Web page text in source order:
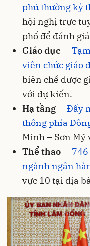
phủ thường kỳ
hội nghị trực
phố để đánh
Giáo dục —
viên chức giáo
biên chế được
với dự kiến.
Hạ tầng—Đẩy
thông phía
Minh – Sơn Mỹ
Thể thao—
ngành ngân
vực 10 tại địa